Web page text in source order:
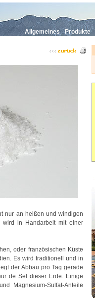
Allgemeines-Produkte-
nur an heißen und windigen
wird in Handarbeit mit einer
oder französischen Küste
Es wird traditionell und in
der Abbau pro Tag gerade
de Sel dieser Erde. Einige
Magnesium-Sulfat-Anteile